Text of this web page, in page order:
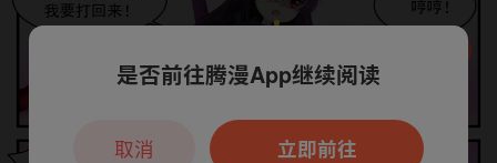
本章节仅支持App阅读，可打开App新用
户7天免费看
是否前往腾漫App继续阅读
立即前往
取消